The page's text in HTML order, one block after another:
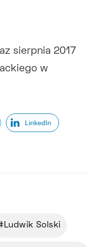
sierpnia 2017
w
LinkedIn
Ludwik Solski